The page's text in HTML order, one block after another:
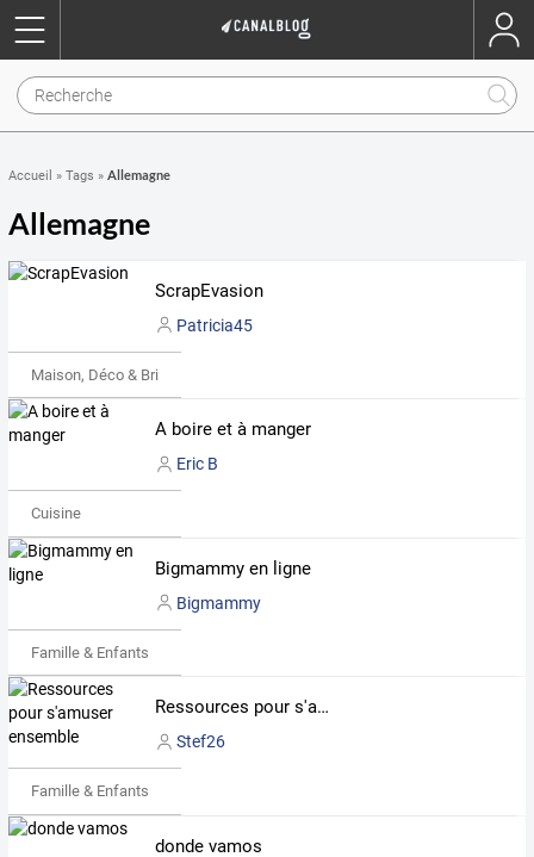
Accueil » Tags » Allemagne
Allemagne
ScrapEvasion
Patricia45
Maison, Déco & Bricolage
A boire et à manger
Eric B
Cuisine
Bigmammy en ligne
Bigmammy
Famille & Enfants
Ressources pour s'amuser ensemble
Stef26
Famille & Enfants
donde vamos